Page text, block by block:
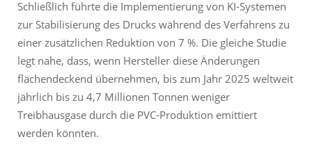
Schließlich führte die Implementierung von KI-Systemen
zur Stabilisierung des Drucks während des Verfahrens zu
einer zusätzlichen Reduktion von 7 %. Die gleiche Studie
legt nahe, dass, wenn Hersteller diese Änderungen
flächendeckend übernehmen, bis zum Jahr 2025 weltweit
jährlich bis zu 4,7 Millionen Tonnen weniger
Treibhausgase durch die PVC-Produktion emittiert
werden könnten.